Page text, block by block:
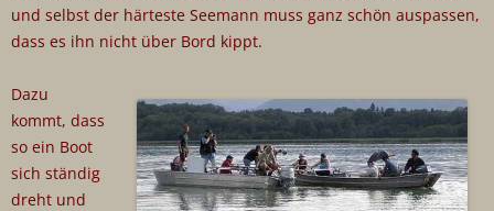
und selbst der härteste Seemann muss ganz schön auspassen,
dass es ihn nicht über Bord kippt.
Dazu
kommt, dass
so ein Boot
sich ständig
dreht und